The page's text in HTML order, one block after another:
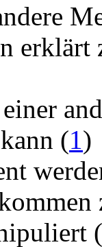
erklärt
(1 )
(